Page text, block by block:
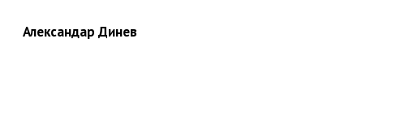
Александар Динев